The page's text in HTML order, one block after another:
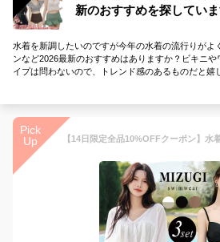
新のおすすめを探していま
水着を新調したいのですが今年の水着の流行りがよ
ンなど2026最新のおすすめはありますか？ビキニ
イプは問わないので、トレンド感のあるものだと嬉
Pick
Up